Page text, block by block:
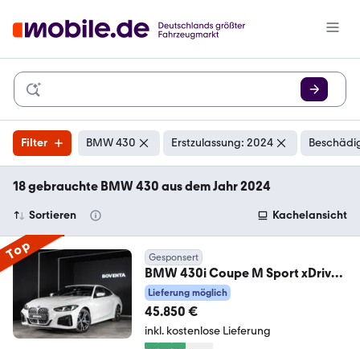
Filter BMW 430 Erstzulassung: 2024
18 gebrauchte BMW 430 aus dem Jahr 2024
Sortieren Kachelansicht
Top Gesponsert
BMW 430i Coupe M Sport xDrive
*COCKPIT*H&K*KAMERA*
Lieferung möglich
45.850 €
inkl. kostenlose Lieferung